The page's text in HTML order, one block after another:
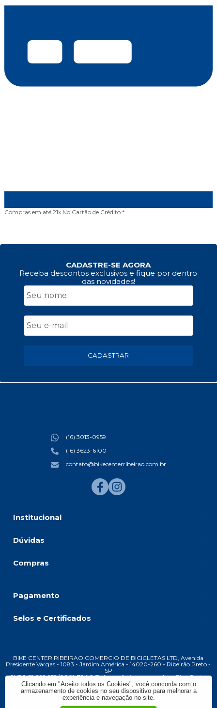
Compras em até 21x No Cartão de Crédito *
CADASTRE-SE AGORA
Receba descontos exclusivos e fique por dentro
das novidades!
CADASTRAR
Institucional
Dúvidas
Compras
(16) 3013-0959
(16) 3623-6100
contato@bikecenterribeirao.com.br
Pagamento
Selos e Certificados
BIKE CENTER RIBEIRAO COMERCIO DE BICICLETAS LTD, Avenida
Presidente Vargas - 1083 - Jardim América - 14020-260 - Ribeirão Preto -
SP
CNPJ: 59.299.958/0001-78 | © Todos os direitos reservados - Bike Center
Ribeirão - 2026
Clicando em "Aceito todos os Cookies", você concorda com o
armazenamento de cookies no seu dispositivo para melhorar a
experiência e navegação no site.